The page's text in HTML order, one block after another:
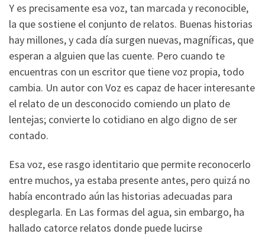
Y es precisamente esa voz, tan marcada y reconocible,
la que sostiene el conjunto de relatos. Buenas historias
hay millones, y cada día surgen nuevas, magníficas, que
esperan a alguien que las cuente. Pero cuando te
encuentras con un escritor que tiene voz propia, todo
cambia. Un autor con Voz es capaz de hacer interesante
el relato de un desconocido comiendo un plato de
lentejas; convierte lo cotidiano en algo digno de ser
contado.
Esa voz, ese rasgo identitario que permite reconocerlo
entre muchos, ya estaba presente antes, pero quizá no
había encontrado aún las historias adecuadas para
desplegarla. En Las formas del agua, sin embargo, ha
hallado catorce relatos donde puede lucirse